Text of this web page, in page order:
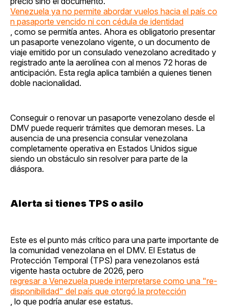
Venezuela ya no permite abordar vuelos hacia el país co
n pasaporte vencido ni con cédula de identidad
, como se permitía antes. Ahora es obligatorio presentar
un pasaporte venezolano vigente, o un documento de
viaje emitido por un consulado venezolano acreditado y
registrado ante la aerolínea con al menos 72 horas de
anticipación. Esta regla aplica también a quienes tienen
doble nacionalidad.
Conseguir o renovar un pasaporte venezolano desde el
DMV puede requerir trámites que demoran meses. La
ausencia de una presencia consular venezolana
completamente operativa en Estados Unidos sigue
siendo un obstáculo sin resolver para parte de la
diáspora.
Alerta si tienes TPS o asilo
Este es el punto más crítico para una parte importante de
la comunidad venezolana en el DMV. El Estatus de
Protección Temporal (TPS) para venezolanos está
vigente hasta octubre de 2026, pero
regresar a Venezuela puede interpretarse como una "re-
disponibilidad" del país que otorgó la protección
, lo que podría anular ese estatus.